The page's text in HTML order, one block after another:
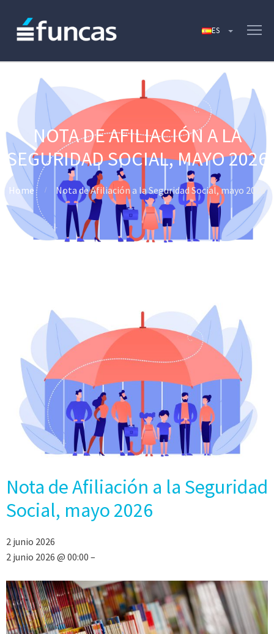
NOTA DE AFILIACIÓN A LA
SEGURIDAD SOCIAL, MAYO 2026
Home Nota de Afiliación a la Seguridad Social, mayo 2026
Nota de Afiliación a la Seguridad
Social, mayo 2026
2 junio 2026
2 junio 2026 @ 00:00 –